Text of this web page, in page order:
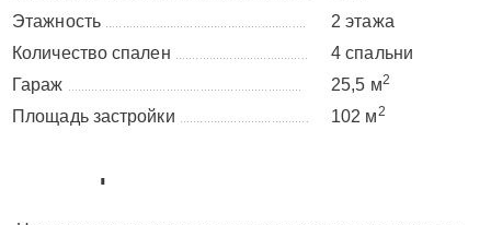
Этажность
2 этажа
Количество спален
4 спальни
Гараж
25,5 м2
Площадь застройки 102 м2